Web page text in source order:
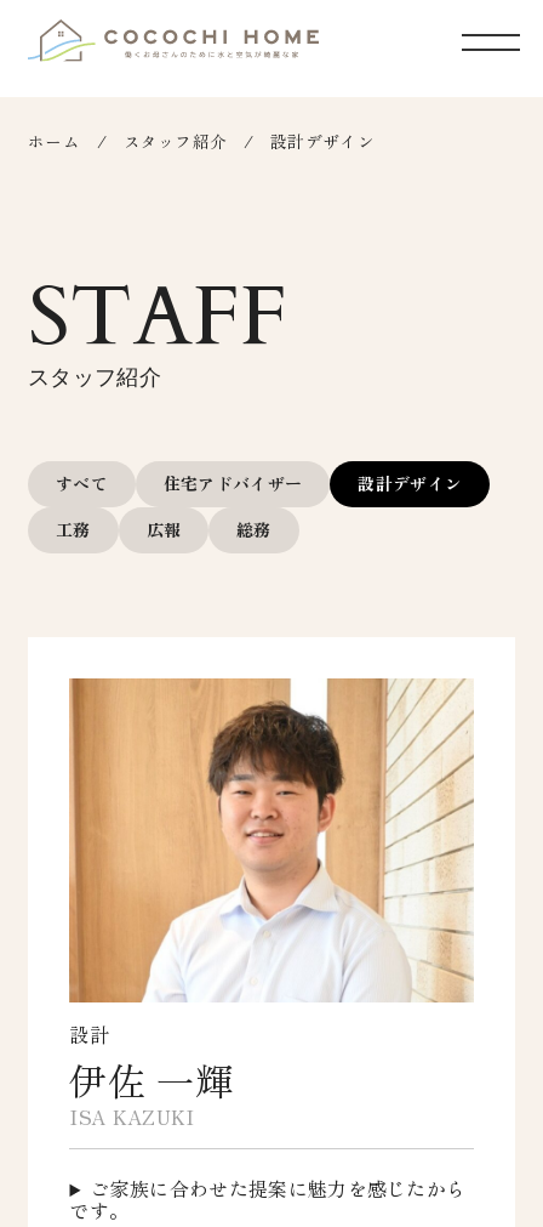
ホーム スタッフ紹介 設計デザイン
STAFF
スタッフ紹介
すべて 住宅アドバイザー
設計デザイン
工務
広報 総務
設計
伊佐 一輝
ISA KAZUKI
ご家族に合わせた提案に魅力を感じたから
です。